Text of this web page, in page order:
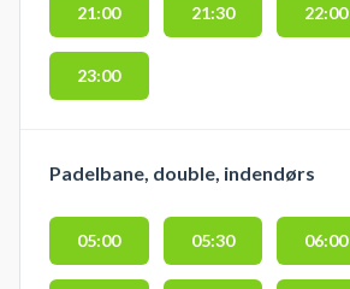
21:00 21:30 22:00
23:00
Padelbane, double, indendørs
05:00 05:30 06:00